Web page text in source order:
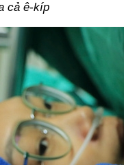
cả ê-kíp